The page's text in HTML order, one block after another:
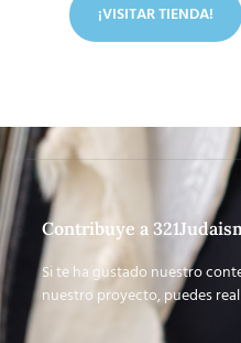
¡VISITAR TIENDA!
Contribuye a
Si te ha gustado nuestro
nuestro proyecto, puedes